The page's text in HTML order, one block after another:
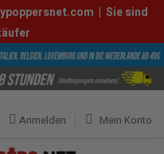
| Sie sind
Mein Konto
Anmelden